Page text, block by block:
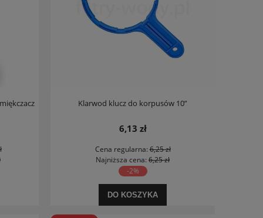
Klarwod klucz do korpusów 10”
6,13 zł
Cena regularna:6,25 zł
Najniższa cena: 6,25 zł
-2%
DO KOSZYKA